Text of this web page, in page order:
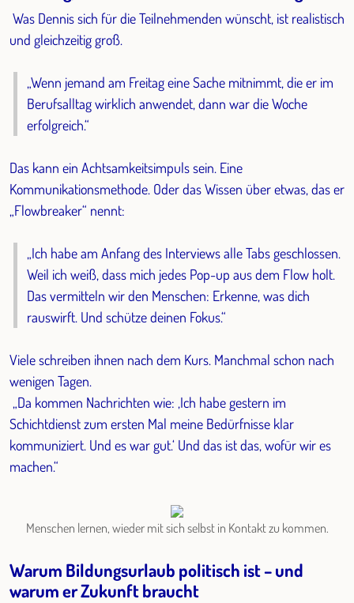
Was Dennis sich für die Teilnehmenden wünscht, ist realistisch
und gleichzeitig groß.
„Wenn jemand am Freitag eine Sache mitnimmt, die er im
Berufsalltag wirklich anwendet, dann war die Woche
erfolgreich.“
Das kann ein Achtsamkeitsimpuls sein. Eine
Kommunikationsmethode. Oder das Wissen über etwas, das er
„Flowbreaker“ nennt:
„Ich habe am Anfang des Interviews alle Tabs geschlossen.
Weil ich weiß, dass mich jedes Pop-up aus dem Flow holt.
Das vermitteln wir den Menschen: Erkenne, was dich
rauswirft. Und schütze deinen Fokus.“
Viele schreiben ihnen nach dem Kurs. Manchmal schon nach
wenigen Tagen.
„Da kommen Nachrichten wie: ‚Ich habe gestern im
Schichtdienst zum ersten Mal meine Bedürfnisse klar
kommuniziert. Und es war gut.‘ Und das ist das, wofür wir es
machen.“
Menschen lernen, wieder mit sich selbst in Kontakt zu kommen.
Warum Bildungsurlaub politisch ist – und
warum er Zukunft braucht